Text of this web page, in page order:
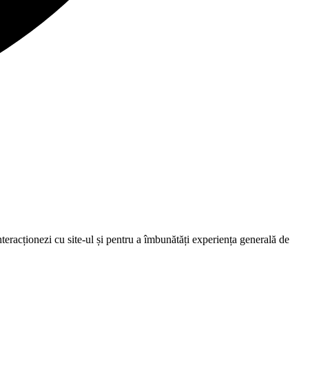
cu site-ul și pentru a îmbunătăți experiența generală de